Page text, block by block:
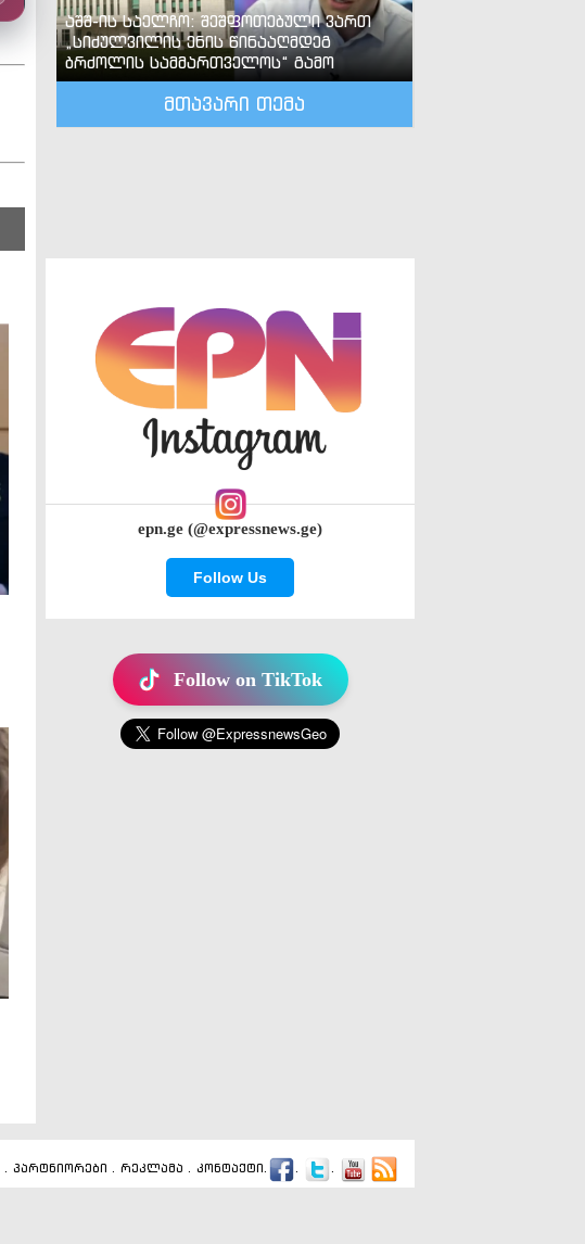
აშშ-ის საელჩო: შეშფოთებული ვართ
„სიძულვილის ენის წინააღმდეგ
ბრძოლის სამმართველოს“ გამო
მთავარი თემა
epn.ge (@expressnews.ge)
Follow Us
Follow on TikTok
. პარტნიორები . რეკლამა . კონტაქტი. . .